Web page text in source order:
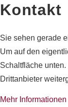
Kontakt
Sie sehen gerade
Um auf den
Schaltfläche
Drittanbieter
Mehr Informationen